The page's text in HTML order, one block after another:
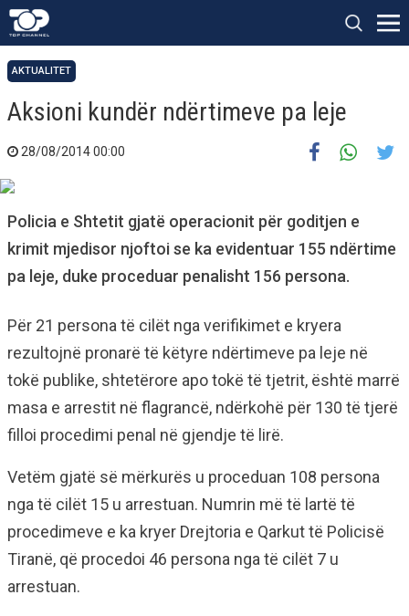
AKTUALITET
Aksioni kundër ndërtimeve pa leje
28/08/2014 00:00
Policia e Shtetit gjatë operacionit për goditjen e
krimit mjedisor njoftoi se ka evidentuar 155 ndërtime
pa leje, duke proceduar penalisht 156 persona.
Për 21 persona të cilët nga verifikimet e kryera
rezultojnë pronarë të këtyre ndërtimeve pa leje në
tokë publike, shtetërore apo tokë të tjetrit, është marrë
masa e arrestit në flagrancë, ndërkohë për 130 të tjerë
filloi procedimi penal në gjendje të lirë.
Vetëm gjatë së mërkurës u proceduan 108 persona
nga të cilët 15 u arrestuan. Numrin më të lartë të
procedimeve e ka kryer Drejtoria e Qarkut të Policisë
Tiranë, që procedoi 46 persona nga të cilët 7 u
arrestuan.